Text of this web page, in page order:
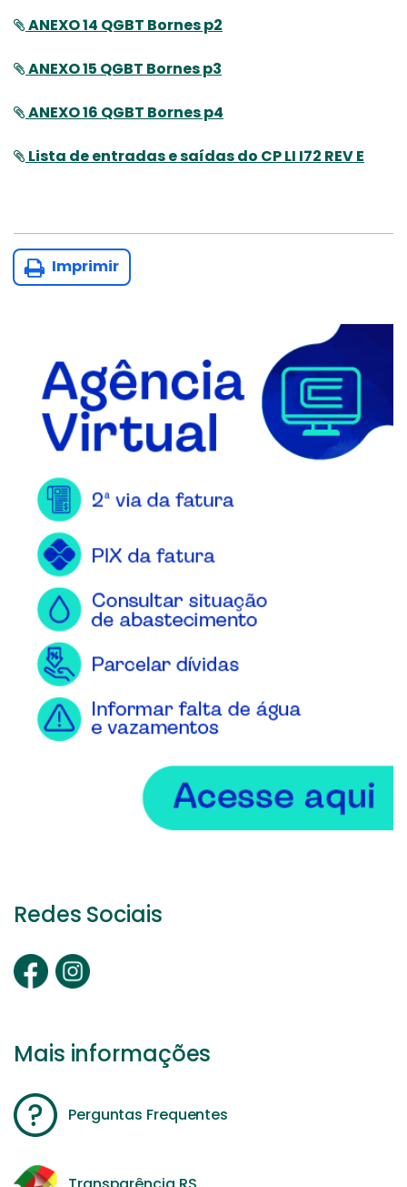
ANEXO 14 QGBT Bornes p2
ANEXO 15 QGBT Bornes p3
ANEXO 16 QGBT Bornes p4
Lista de entradas e saídas do CP LI I72 REV E
Imprimir
Redes Sociais
Mais informações
Perguntas Frequentes